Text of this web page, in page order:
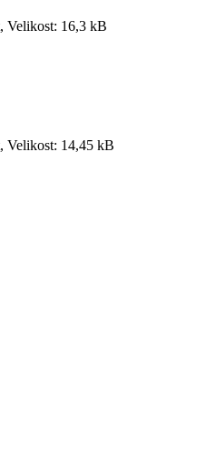
Velikost: 16,3 kB
Velikost: 14,45 kB